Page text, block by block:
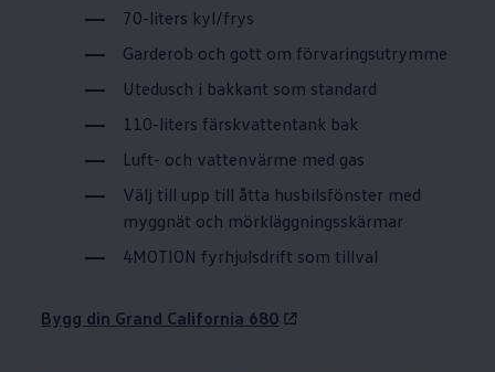
70-liters kyl/frys
Garderob och gott om förvaringsutrymme
Utedusch i bakkant som standard
110-liters färskvattentank bak
Luft- och vattenvärme med gas
Välj till upp till åtta husbilsfönster med
myggnät och mörkläggningsskärmar
4MOTION fyrhjulsdrift som tillval
Bygg din Grand California 680